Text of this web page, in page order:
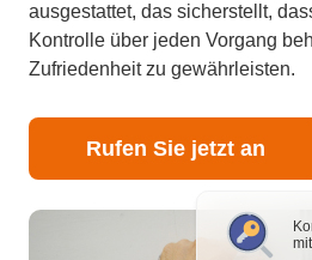
ausgestattet, das sicherstellt,
Kontrolle über jeden Vorgang
Zufriedenheit zu gewährleisten.
Rufen Sie jetzt an